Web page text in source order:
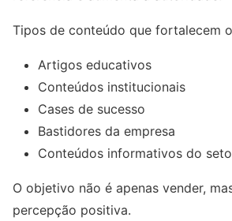
Tipos de conteúdo que fortalecem
Artigos educativos
Conteúdos institucionais
Cases de sucesso
Bastidores da empresa
Conteúdos informativos do
O objetivo não é apenas vender,
percepção positiva.